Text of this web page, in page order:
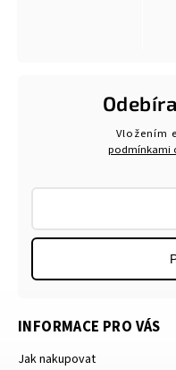
INFORMACE PRO VÁS
Jak nakupovat
Vložením
podmínkami